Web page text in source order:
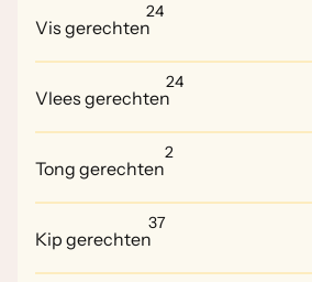
Vis gerechten
24
Vlees gerechten
24
Tong gerechten
2
Kip gerechten
37